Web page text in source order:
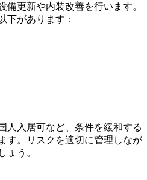
備更新や内装改善を行います。
下があります：
人入居可など、条件を緩和する
す。リスクを適切に管理しなが
ょう。